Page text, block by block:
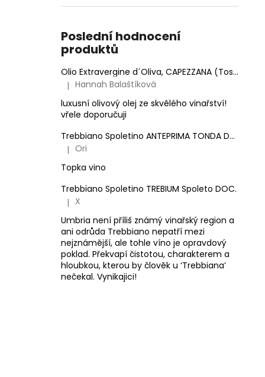
Poslední hodnocení
produktů
Olio Extravergine d´Oliva, CAPEZZANA (Toskánsko) - 0,5 l
Hodnocení produktu je 5 z 5 hvězdiček.
| Hannah Balaštíková
luxusní olivový olej ze skvělého vinařství!
vřele doporučuji
Trebbiano Spoletino ANTEPRIMA TONDA DOC.
Hodnocení produktu je 5 z 5 hvězdiček.
| Ori
Topka vino
Trebbiano Spoletino TREBIUM Spoleto DOC.
Hodnocení produktu je 5 z 5 hvězdiček.
| X
Umbria není příliš známý vinařský region a
ani odrůda Trebbiano nepatří mezi
nejznámější, ale tohle víno je opravdový
poklad. Překvapí čistotou, charakterem a
hloubkou, kterou by člověk u ‘Trebbiana’
nečekal. Vynikajici!